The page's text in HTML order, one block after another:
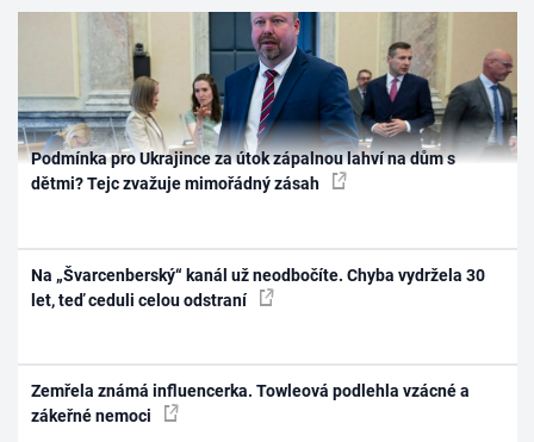
Podmínka pro Ukrajince za útok zápalnou lahví na dům s
dětmi? Tejc zvažuje mimořádný zásah
Na „Švarcenberský“ kanál už neodbočíte. Chyba vydržela 30
let, teď ceduli celou odstraní
Zemřela známá influencerka. Towleová podlehla vzácné a
zákeřné nemoci